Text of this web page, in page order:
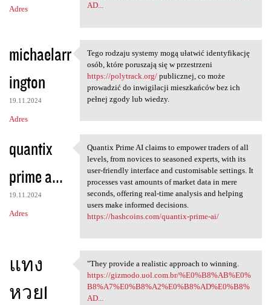
Adres
AD...
michaelarr
ington
19.11.2024
Adres
Tego rodzaju systemy mogą
Tego rodzaju systemy mogą ułatwić identyfikację
osób, które poruszają się w przestrzeni
https://polytrack.org/publicznej, co może
prowadzić do inwigilacji mieszkańców bez ich
pełnej zgody lub wiedzy.
quantix
prime a...
19.11.2024
Adres
Quantix Prime AI claims to
Quantix Prime AI claims to empower traders of all
levels, from novices to seasoned experts, with its
user-friendly interface and customisable settings. It
processes vast amounts of market data in mere
seconds, offering real-time analysis and helping
users make informed decisions.
https://hashcoins.com/quantix-prime-ai/
แทง
หวย1
"They provide a realistic
"They provide a realistic approach to winning.
https://gizmodo.uol.com.br/%E0%B8%AB%E0%
B8%A7%E0%B8%A2%E0%B8%AD%E0%B8%
AD...